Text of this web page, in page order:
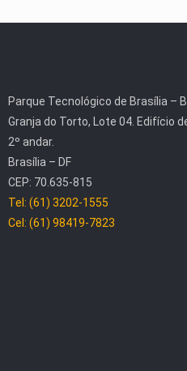
Parque Tecnológico de Brasília –
Granja do Torto, Lote 04. Edifício
2º andar.
Brasília – DF
CEP: 70.635-815
Tel: (61) 3202-1555
Cel: (61) 98419-7823